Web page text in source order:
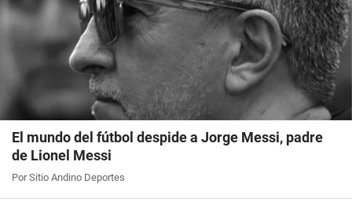
El mundo del fútbol despide a Jorge Messi, padre
de Lionel Messi
Por Sitio Andino Deportes